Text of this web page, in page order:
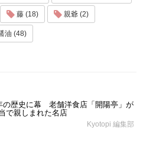
藤 (18) 親爺 (2)
油 (48)
の歴史に幕 老舗洋食店「開陽亭」が
で親しまれた名店
Kyotopi 編集部